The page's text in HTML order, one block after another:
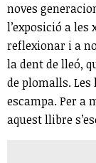
noves
l’exposició a
reflexionar i a
la dent de lleó,
de plomalls. Les
escampa. Per a
aquest llibre